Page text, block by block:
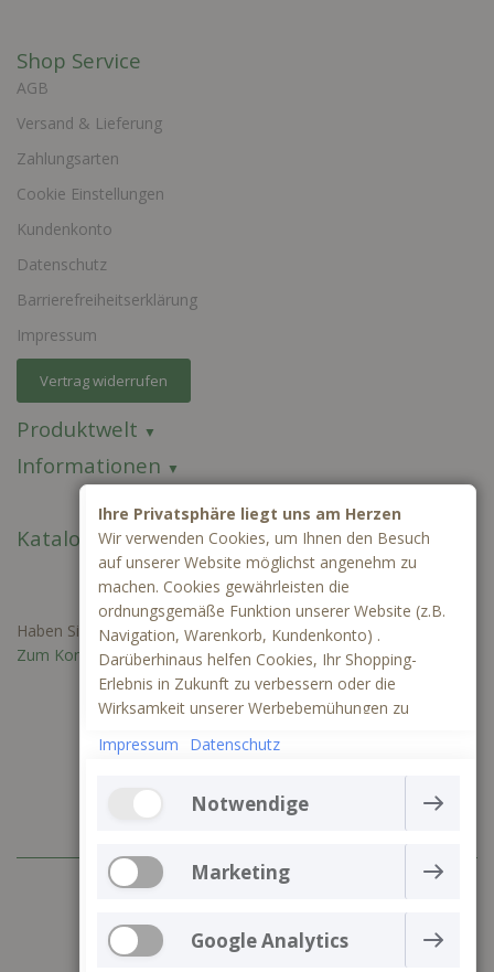
Shop Service
AGB
Versand & Lieferung
Zahlungsarten
Cookie Einstellungen
Kundenkonto
Datenschutz
Barrierefreiheitserklärung
Impressum
Vertrag widerrufen
Produktwelt
Informationen
Kataloge
Haben Sie Fragen oder benötigen Sie ein individuelles Angebot?
Zum Kontaktformular
+49 (0) 3641 797 99 83
service@allebacker-shop.de
Ihre Privatsphäre liegt uns am Herzen
Wir verwenden Cookies, um Ihnen den Besuch
auf unserer Website möglichst angenehm zu
machen. Cookies gewährleisten die
ordnungsgemäße Funktion unserer Website (z.B.
Navigation, Warenkorb, Kundenkonto) .
Darüberhinaus helfen Cookies, Ihr Shopping-
Erlebnis in Zukunft zu verbessern oder die
Wirksamkeit unserer Werbebemühungen zu
Cookies und Tracking mittels Google Analytics
besser verstehen, wie unsere Seite genutzt wird.
Impressum Datenschutz
Notwendige
Die Webseite kann ohne notwendige Cookies nicht
richtig funktionieren. Sie gewährleisten einen
technisch einwandfreien Betrieb der Website und
Mehr Informationen
Marketing
Marketing-Cookies werden verwendet, um die
Aktionen der Besucher auf der Website zu verfolgen
und zu erfassen. Cookies speichern Nutzerdaten und
Google Analytics